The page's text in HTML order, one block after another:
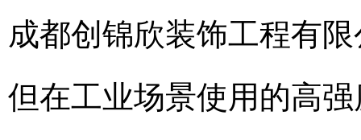
成都创锦欣装饰工程有
但在工业场景使用的高